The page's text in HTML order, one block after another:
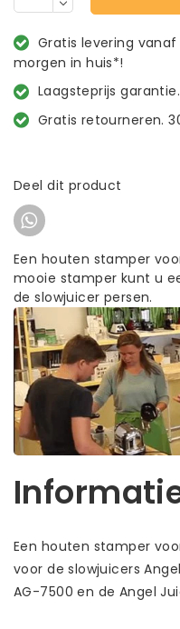
Gratis levering
morgen in huis*!
Laagsteprijs
Gratis retourneren.
Deel dit product
Een houten stamper
mooie stamper kunt u
de slowjuicer persen.
Een houten stamper
voor de slowjuicers
AG-7500 en de Angel